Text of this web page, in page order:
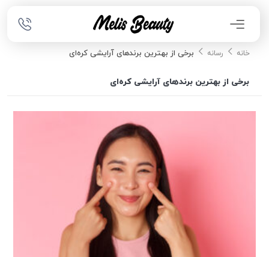
خانه رسانه برخی از بهترین برندهای آرایشی کره‌ای
برخی از بهترین برندهای آرایشی کره‌ای